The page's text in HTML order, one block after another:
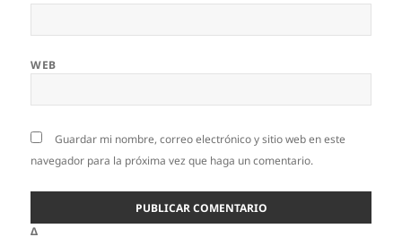
WEB
Guardar mi nombre, correo electrónico y sitio web en este
navegador para la próxima vez que haga un comentario.
Δ